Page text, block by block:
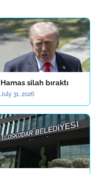
Hamas silah bıraktı
July 31, 2026